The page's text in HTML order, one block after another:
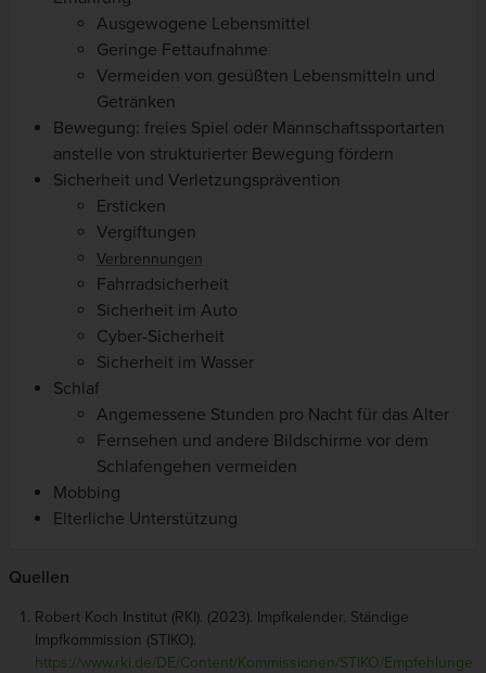
Ausgewogene Lebensmittel
Geringe Fettaufnahme
Vermeiden von gesüßten Lebensmitteln und
Getränken
Bewegung: freies Spiel oder Mannschaftssportarten
anstelle von strukturierter Bewegung fördern
Sicherheit und Verletzungsprävention
Ersticken
Vergiftungen
Verbrennungen
Fahrradsicherheit
Sicherheit im Auto
Cyber-Sicherheit
Sicherheit im Wasser
Schlaf
Angemessene Stunden pro Nacht für das Alter
Fernsehen und andere Bildschirme vor dem
Schlafengehen vermeiden
Mobbing
Elterliche Unterstützung
Quellen
Robert Koch Institut (RKI). (2023). Impfkalender. Ständige
Impfkommission (STIKO).
https://www.rki.de/DE/Content/Kommissionen/STIKO/Empfehlunge